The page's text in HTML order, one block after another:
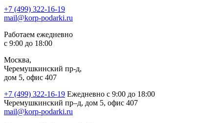
+7 (499) 322-16-19
mail@korp-podarki.ru
Работаем ежедневно
с 9:00 до 18:00
Москва,
Черемушкинский пр-д,
дом 5, офис 407
+7 (499) 322-16-19 Ежедневно с 9:00 до 18:00
Черемушкинский пр–д, дом 5, офис 407
mail@korp-podarki.ru